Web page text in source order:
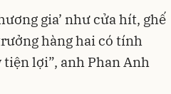
gia’ như cửa hít, ghế
hàng hai có tính
tiện lợi”, anh Phan Anh